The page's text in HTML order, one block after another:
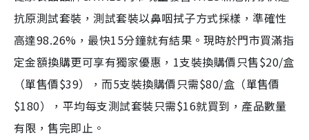
抗原測試套裝，測試套裝以鼻咽拭子方式採樣，準確性
高達98.26%，最快15分鐘就有結果。現時於門市買滿指
定金額換購更可享有獨家優惠，1支裝換購價只售$20/盒
（單售價$39），而5支裝換購價只需$80/盒（單售價
$180），平均每支測試套裝只需$16就買到，產品數量
有限，售完即止。